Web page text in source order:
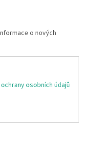
o nových
osobních údajů